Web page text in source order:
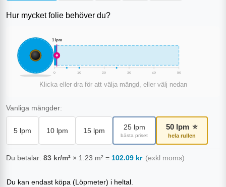
Hur mycket folie behöver du?
1 lpm
0 10 20 30 40 50
Klicka eller dra för att välja mängd, eller välj nedan
Vanliga mängder:
5 lpm 10 lpm 15 lpm 25lpm
bästa priset
50 lpm ⭐
hela rullen
Du betalar: 83 kr/m² × 1.23 m² = 102.09 kr (exkl moms)
Du kan endast köpa (Löpmeter) i heltal.